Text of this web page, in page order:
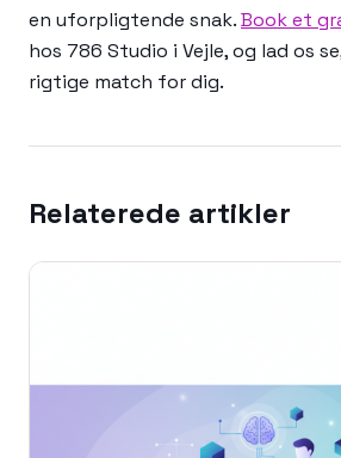
en uforpligtende snak.Book et
hos 786 Studio i Vejle, og lad os
rigtige match for dig.
Relaterede artikler